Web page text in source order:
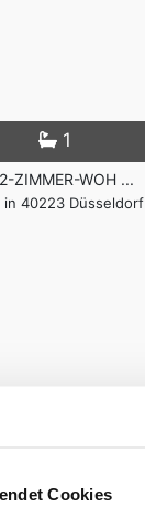
Cookies
1
ZIMMER-WOH ...
in 40223 Düsseldorf